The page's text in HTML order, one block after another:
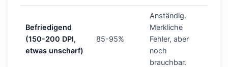
Befriedigend
(150-200 DPI,
etwas unscharf)
85-95%
Anständig.
Merkliche
Fehler, aber
noch
brauchbar.